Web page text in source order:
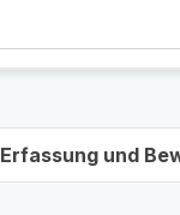
Erfassung und